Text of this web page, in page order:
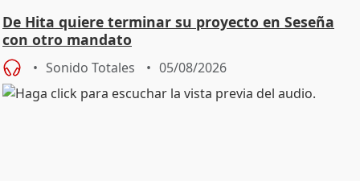
De Hita quiere terminar su proyecto en Seseña
con otro mandato
Sonido Totales 05/08/2026